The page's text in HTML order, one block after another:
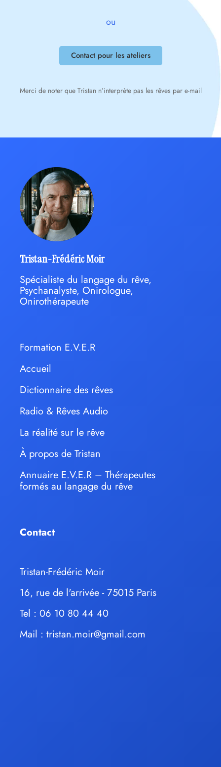
ou
Contact pour les ateliers
Merci de noter que Tristan n’interprète pas les rêves par e-mail
Tristan-Frédéric Moir
Spécialiste du langage du rêve,
Psychanalyste, Onirologue,
Onirothérapeute
Formation E.V.E.R
Accueil
Dictionnaire des rêves
Radio & Rêves Audio
La réalité sur le rêve
À propos de Tristan
Annuaire E.V.E.R – Thérapeutes
formés au langage du rêve
Contact
Tristan-Frédéric Moir
16, rue de l'arrivée - 75015 Paris
Tel : 06 10 80 44 40
Mail : tristan.moir@gmail.com